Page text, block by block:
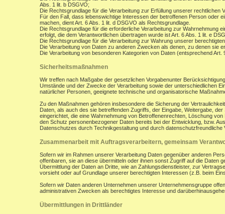
Abs. 1 lit. b DSGVO;
Die Rechtsgrundlage für die Verarbeitung zur Erfüllung unserer rechtlichen
Für den Fall, dass lebenswichtige Interessen der betroffenen Person oder
machen, dient Art. 6 Abs. 1 lit. d DSGVO als Rechtsgrundlage.
Die Rechtsgrundlage für die erforderliche Verarbeitung zur Wahrnehmung
erfolgt, die dem Verantwortlichen übertragen wurde ist Art. 6 Abs. 1 lit. e
Die Rechtsgrundlage für die Verarbeitung zur Wahrung unserer
Die Verarbeitung von Daten zu anderen Zwecken als denen, zu denen sie
Die Verarbeitung von besonderen Kategorien von Daten (entsprechend
Sicherheitsmaßnahmen
Wir treffen nach Maßgabe der gesetzlichen Vorgabenunter
Umstände und der Zwecke der Verarbeitung sowie der unterschiedlichen
natürlicher Personen, geeignete technische und organisatorische
Zu den Maßnahmen gehören insbesondere die Sicherung der
Daten, als auch des sie betreffenden Zugriffs, der Eingabe, Weitergabe,
eingerichtet, die eine Wahrnehmung von Betroffenenrechten, Löschung
den Schutz personenbezogener Daten bereits bei der Entwicklung, bzw.
Datenschutzes durch Technikgestaltung und durch datenschutzfreundliche
Zusammenarbeit mit Auftragsverarbeitern, gemeinsam
Sofern wir im Rahmen unserer Verarbeitung Daten gegenüber anderen
offenbaren, sie an diese übermitteln oder ihnen sonst Zugriff auf die Daten
Übermittlung der Daten an Dritte, wie an Zahlungsdienstleister, zur
vorsieht oder auf Grundlage unserer berechtigten Interessen (z.B. beim
Sofern wir Daten anderen Unternehmen unserer Unternehmensgruppe
administrativen Zwecken als berechtigtes Interesse und
Übermittlungen in Drittländer